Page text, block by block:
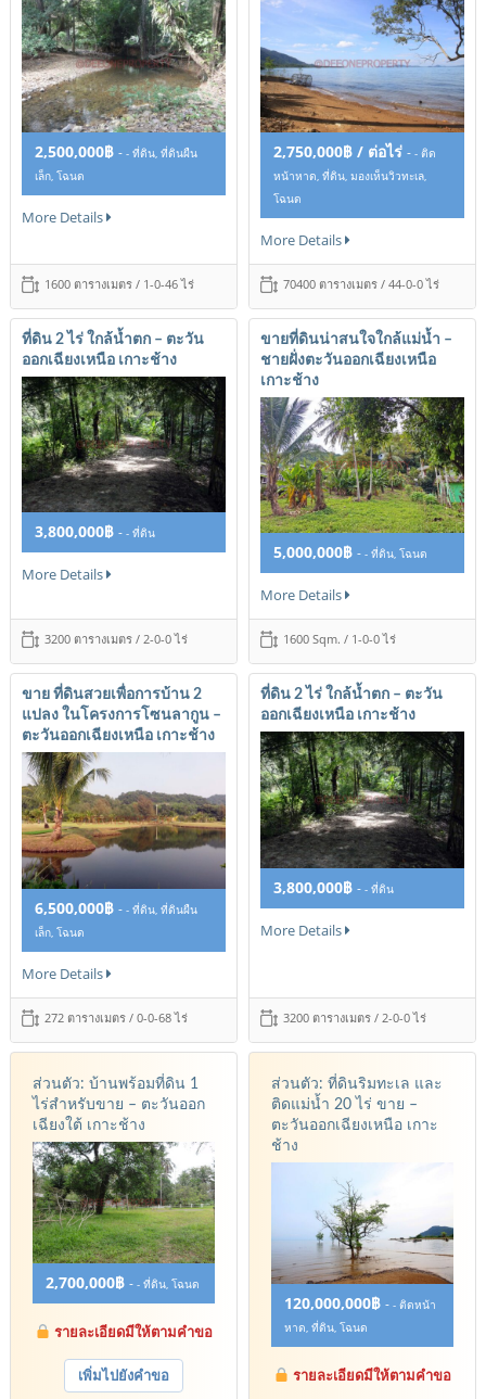
2,500,000฿ - - ที่ดิน, ที่ดินผืน
เล็ก, โฉนด
More Details
1600 ตารางเมตร / 1-0-46 ไร่
2,750,000฿ / ต่อไร่ - - ติด
หน้าหาด, ที่ดิน, มองเห็นวิวทะเล,
โฉนด
More Details
70400 ตารางเมตร / 44-0-0 ไร่
ที่ดิน 2 ไร่ ใกล้น้ำตก – ตะวัน
ออกเฉียงเหนือ เกาะช้าง
3,800,000฿ - - ที่ดิน
More Details
3200 ตารางเมตร / 2-0-0 ไร่
ขายที่ดินน่าสนใจใกล้แม่น้ำ –
ชายฝั่งตะวันออกเฉียงเหนือ
เกาะช้าง
5,000,000฿ - - ที่ดิน, โฉนด
More Details
1600 Sqm. / 1-0-0 ไร่
ขาย ที่ดินสวยเพื่อการบ้าน 2
แปลง ในโครงการโซนลากูน –
ตะวันออกเฉียงเหนือ เกาะช้าง
6,500,000฿ - - ที่ดิน, ที่ดินผืน
เล็ก, โฉนด
More Details
272 ตารางเมตร / 0-0-68 ไร่
ที่ดิน 2 ไร่ ใกล้น้ำตก – ตะวัน
ออกเฉียงเหนือ เกาะช้าง
3,800,000฿ - - ที่ดิน
More Details
3200 ตารางเมตร / 2-0-0 ไร่
ส่วนตัว: บ้านพร้อมที่ดิน 1
ไร่สำหรับขาย – ตะวันออก
เฉียงใต้ เกาะช้าง
2,700,000฿ - - ที่ดิน, โฉนด
รายละเอียดมีให้ตามคำขอ
เพิ่มไปยังคำขอ
ส่วนตัว: ที่ดินริมทะเล และ
ติดแม่น้ำ 20 ไร่ ขาย –
ตะวันออกเฉียงเหนือ เกาะ
ช้าง
120,000,000฿ - - ติดหน้า
หาด, ที่ดิน, โฉนด
รายละเอียดมีให้ตามคำขอ